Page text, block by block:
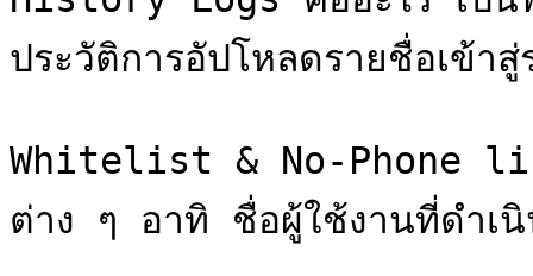
ประวัติการอัปโหลดรายชื่อเข้า
Whitelist & No-Phone
ต่าง ๆ อาทิ ชื่อผู้ใช้งานที่ดำเ